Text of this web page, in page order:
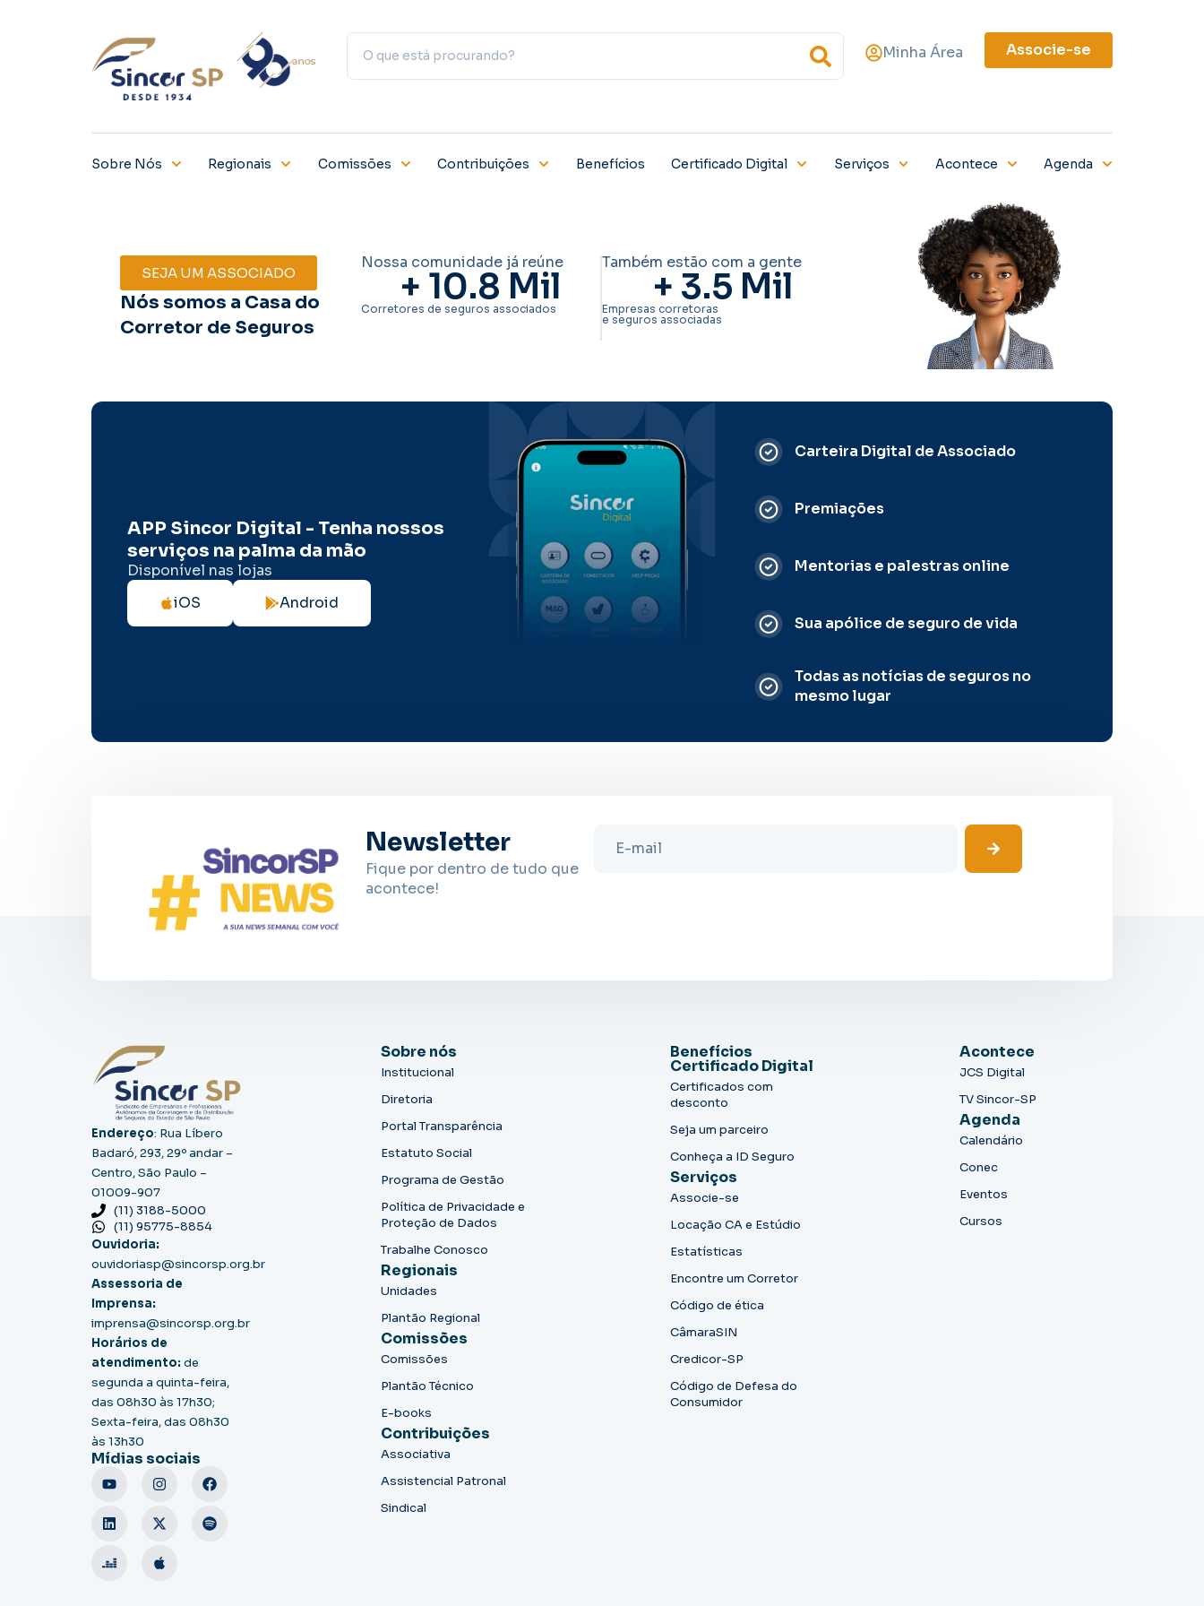
Minha Área Associe-se
Sobre Nós Regionais Comissões Contribuições Benefícios Certificado Digital Serviços Acontece Agenda
SEJA UM ASSOCIADO
Nós somos a Casa do
Corretor de Seguros
Nossa comunidade já reúne
+ 10.8 Mil
Corretores de seguros associados
Também estão com a gente
+ 3.5 Mil
Empresas corretoras
e seguros associadas
APP Sincor Digital - Tenha nossos
serviços na palma da mão
Disponível nas lojas
iOS
Android
Carteira Digital de Associado
Premiações
Mentorias e palestras online
Sua apólice de seguro de vida
Todas as notícias de seguros no
mesmo lugar
Newsletter
Fique por dentro de tudo que
acontece!
Endereço: Rua Líbero
Badaró, 293, 29º andar –
Centro, São Paulo –
01009-907
(11) 3188-5000
(11) 95775-8854
Ouvidoria:
ouvidoriasp@sincorsp.org.br
Assessoria de
Imprensa:
imprensa@sincorsp.org.br
Horários de
atendimento: de
segunda a quinta-feira,
das 08h30 às 17h30;
Sexta-feira, das 08h30
às 13h30
Mídias sociais
Sobre nós
Institucional
Diretoria
Portal Transparência
Estatuto Social
Programa de Gestão
Política de Privacidade e
Proteção de Dados
Trabalhe Conosco
Regionais
Unidades
Plantão Regional
Comissões
Comissões
Plantão Técnico
E-books
Contribuições
Associativa
Assistencial Patronal
Sindical
Benefícios
Certificado Digital
Certificados com
desconto
Seja um parceiro
Conheça a ID Seguro
Serviços
Associe-se
Locação CA e Estúdio
Estatísticas
Encontre um Corretor
Código de ética
CâmaraSIN
Credicor-SP
Código de Defesa do
Consumidor
Acontece
JCS Digital
TV Sincor-SP
Agenda
Calendário
Conec
Eventos
Cursos